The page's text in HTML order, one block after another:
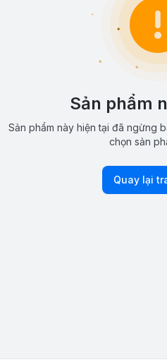
Sản phẩm
Sản phẩm này hiện tại đã ngừng
chọn sản
Quay lại